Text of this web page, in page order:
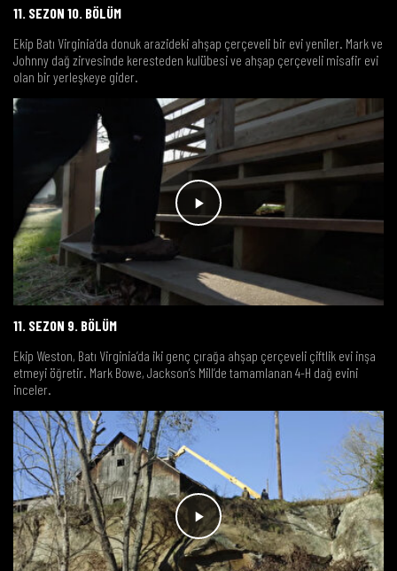
11. SEZON 10. BÖLÜM
Ekip Batı Virginia’da donuk arazideki ahşap çerçeveli bir evi yeniler. Mark ve
Johnny dağ zirvesinde keresteden kulübesi ve ahşap çerçeveli misafir evi
olan bir yerleşkeye gider.
11. SEZON 9. BÖLÜM
Ekip Weston, Batı Virginia’da iki genç çırağa ahşap çerçeveli çiftlik evi inşa
etmeyi öğretir. Mark Bowe, Jackson’s Mill’de tamamlanan 4-H dağ evini
inceler.